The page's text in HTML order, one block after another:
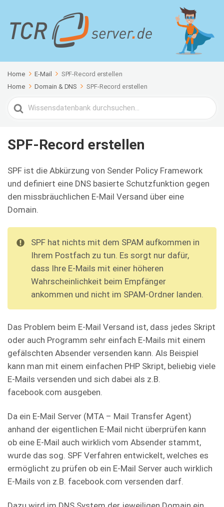
Home E-Mail
SPF-Record erstellen
Home
Domain & DNS SPF-Record erstellen
Search
For
SPF-Record erstellen
SPF ist die Abkürzung von Sender Policy Framework
und definiert eine DNS basierte Schutzfunktion gegen
den missbräuchlichen E-Mail Versand über eine
Domain.
SPF hat nichts mit dem SPAM aufkommen in
Ihrem Postfach zu tun. Es sorgt nur dafür,
dass Ihre E-Mails mit einer höheren
Wahrscheinlichkeit beim Empfänger
ankommen und nicht im SPAM-Ordner landen.
Das Problem beim E-Mail Versand ist, dass jedes Skript
oder auch Programm sehr einfach E-Mails mit einem
gefälschten Absender versenden kann. Als Beispiel
kann man mit einem einfachen PHP Skript, beliebig viele
E-Mails versenden und sich dabei als z.B.
facebook.com ausgeben.
Da ein E-Mail Server (MTA – Mail Transfer Agent)
anhand der eigentlichen E-Mail nicht überprüfen kann
ob eine E-Mail auch wirklich vom Absender stammt,
wurde das sog. SPF Verfahren entwickelt, welches es
ermöglicht zu prüfen ob ein E-Mail Server auch wirklich
E-Mails von z.B. facebook.com versenden darf.